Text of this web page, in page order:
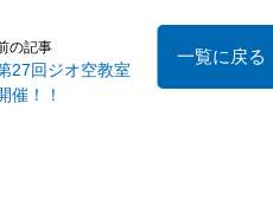
の記事
27回ジオ空教室
催！！
一覧に戻る